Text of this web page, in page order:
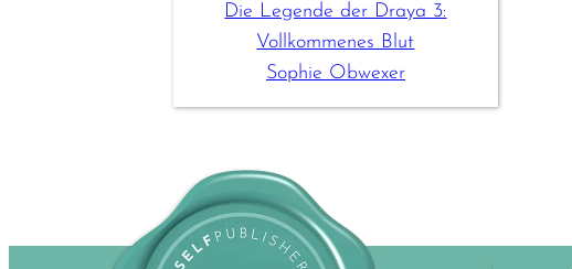
Die Legende der Draya 3:
Vollkommenes Blut
Sophie Obwexer